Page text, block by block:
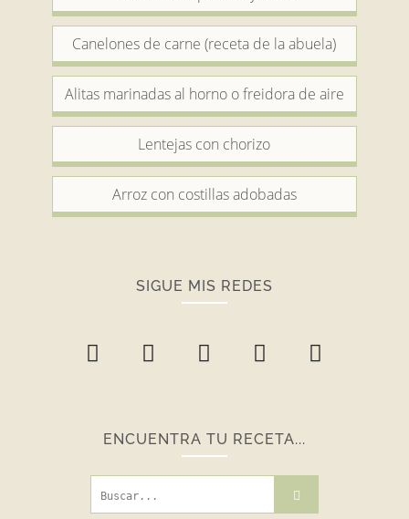
Canelones de carne (receta de la abuela)
Alitas marinadas al horno o freidora de aire
Lentejas con chorizo
Arroz con costillas adobadas
SIGUE MIS REDES
ENCUENTRA TU RECETA...